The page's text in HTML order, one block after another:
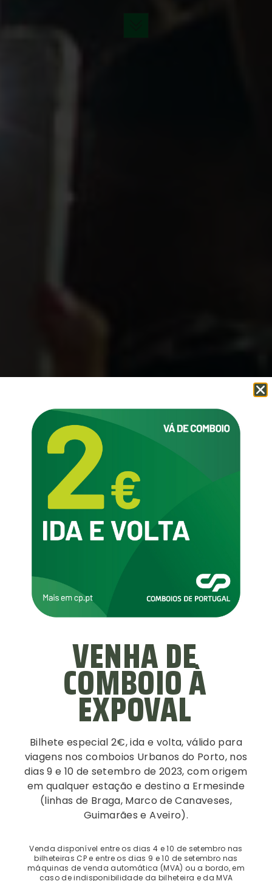
VENHA DE
COMBOIO À
EXPOVAL
Bilhete especial 2€, ida e volta, válido para
viagens nos comboios Urbanos do Porto, nos
dias 9 e 10 de setembro de 2023, com origem
em qualquer estação e destino a Ermesinde
(linhas de Braga, Marco de Canaveses,
Guimarães e Aveiro).
Venda disponível entre os dias 4 e 10 de setembro nas
bilheteiras CP e entre os dias 9 e 10 de setembro nas
máquinas de venda automática (MVA) ou a bordo, em
caso de indisponibilidade da bilheteira e da MVA